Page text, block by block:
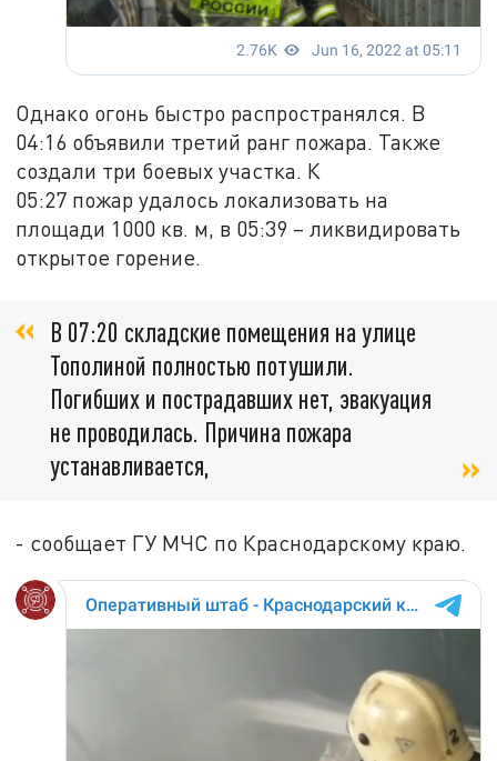
Однако огонь быстро распространялся. В
04:16 объявили третий ранг пожара. Также
создали три боевых участка. К
05:27 пожар удалось локализовать на
площади 1000 кв. м, в 05:39 – ликвидировать
открытое горение.
В 07:20 складские помещения на улице
Тополиной полностью потушили.
Погибших и пострадавших нет, эвакуация
не проводилась. Причина пожара
устанавливается,
- сообщает ГУ МЧС по Краснодарскому краю.